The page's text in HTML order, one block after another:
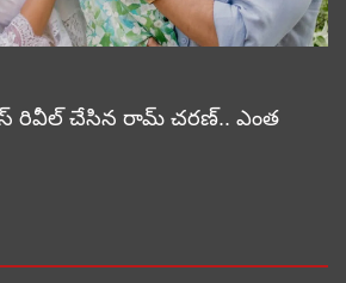
ఫేస్ రివీల్ చేసిన రామ్ చరణ్.. ఎంత